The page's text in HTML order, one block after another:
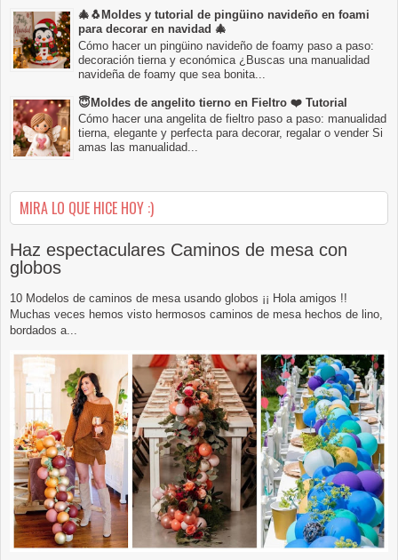
🎄🐧Moldes y tutorial de pingüino navideño en foami
para decorar en navidad 🎄
Cómo hacer un pingüino navideño de foamy paso a paso:
decoración tierna y económica ¿Buscas una manualidad
navideña de foamy que sea bonita...
😇Moldes de angelito tierno en Fieltro ❤️ Tutorial
Cómo hacer una angelita de fieltro paso a paso: manualidad
tierna, elegante y perfecta para decorar, regalar o vender Si
amas las manualidad...
MIRA LO QUE HICE HOY :)
Haz espectaculares Caminos de mesa con
globos
10 Modelos de caminos de mesa usando globos ¡¡ Hola amigos !!
Muchas veces hemos visto hermosos caminos de mesa hechos de lino,
bordados a...